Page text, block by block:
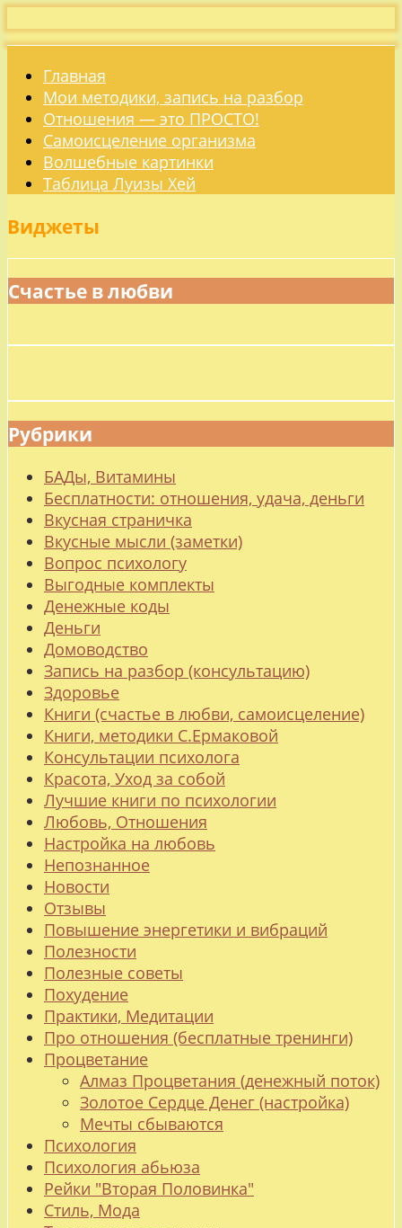
Главная
Мои методики, запись на разбор
Отношения — это ПРОСТО!
Самоисцеление организма
Волшебные картинки
Таблица Луизы Хей
Виджеты
Счастье в любви
Рубрики
БАДы, Витамины
Бесплатности: отношения, удача, деньги
Вкусная страничка
Вкусные мысли (заметки)
Вопрос психологу
Выгодные комплекты
Денежные коды
Деньги
Домоводство
Запись на разбор (консультацию)
Здоровье
Книги (счастье в любви, самоисцеление)
Книги, методики С.Ермаковой
Консультации психолога
Красота, Уход за собой
Лучшие книги по психологии
Любовь, Отношения
Настройка на любовь
Непознанное
Новости
Отзывы
Повышение энергетики и вибраций
Полезности
Полезные советы
Похудение
Практики, Медитации
Про отношения (бесплатные тренинги)
Процветание
Алмаз Процветания (денежный поток)
Золотое Сердце Денег (настройка)
Мечты сбываются
Психология
Психология абьюза
Рейки "Вторая Половинка"
Стиль, Мода